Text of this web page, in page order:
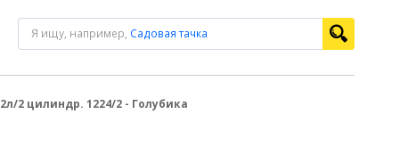
Я ищу, например, Садовая тачка
2 цилиндр. 1224/2 - Голубика